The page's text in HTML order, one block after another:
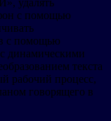
удалять
с помощью
с помощью
динамическими
текста
рабочий процесс,
говорящего в